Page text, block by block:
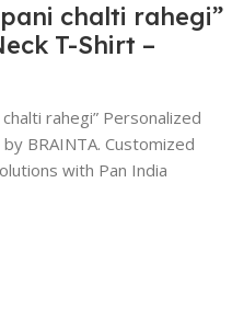
chalti rahegi”
T-Shirt –
rahegi” Personalized
BRAINTA. Customized
with Pan India